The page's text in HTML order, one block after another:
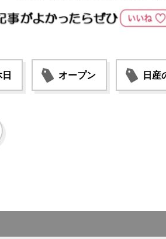
オープン 日産